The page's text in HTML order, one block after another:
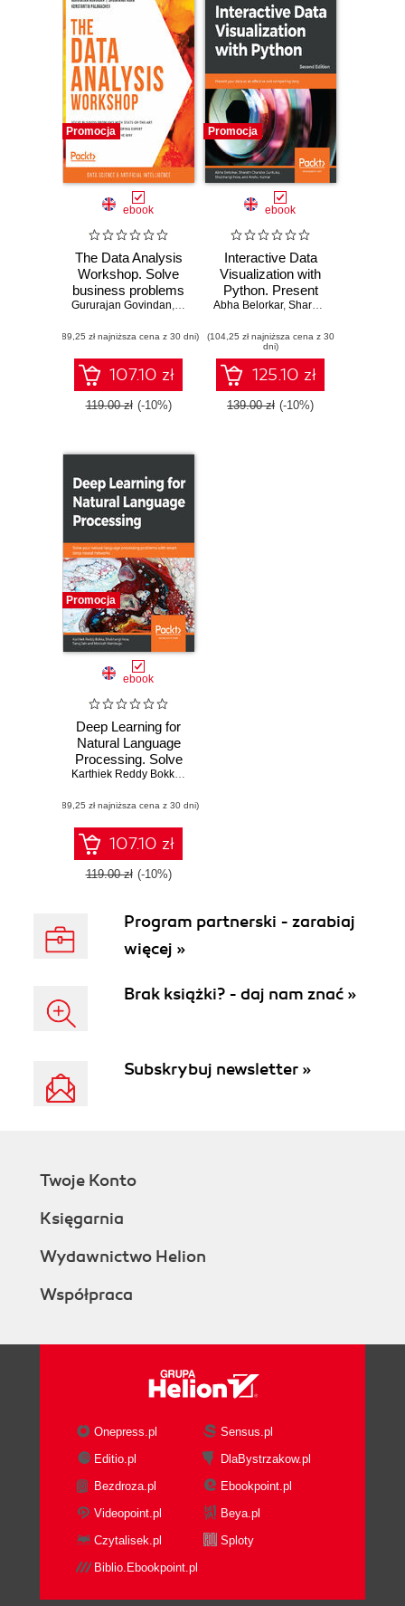
Promocja
ebook
The Data Analysis
Workshop. Solve
business problems
with state-of-the-art
models, developing
expert data
analysis skills
along the way
Gururajan Govindan, Shubhangi Hora ,Konstantin Palagachev
(89,25 zł najniższa cena z 30 dni)
107.10 zł
119.00 zł (-10%)
Promocja
ebook
Interactive Data
Visualization with
Python. Present
your data as an
compelling story -
Second Edition
Abha Belorkar, Sharath Chandra Guntuku
(104,25 zł najniższa cena z 30
dni)
125.10 zł
139.00 zł (-10%)
Promocja
ebook
Deep Learning for
Natural Language
Processing. Solve
your natural
processing
problems with
smart deep neural
networks
Karthiek Reddy Bokka,
(89,25 zł najniższa cena z 30 dni)
107.10 zł
119.00 zł (-10%)
Program partnerski - zarabiaj
więcej »
Brak książki? - daj nam znać »
Subskrybuj newsletter »
Twoje Konto
Księgarnia
Wydawnictwo Helion
Współpraca
Onepress.pl
Sensus.pl
Editio.pl
DlaBystrzakow.pl
Bezdroza.pl
Ebookpoint.pl
Videopoint.pl
Beya.pl
Czytalisek.pl
Sploty
Biblio.Ebookpoint.pl